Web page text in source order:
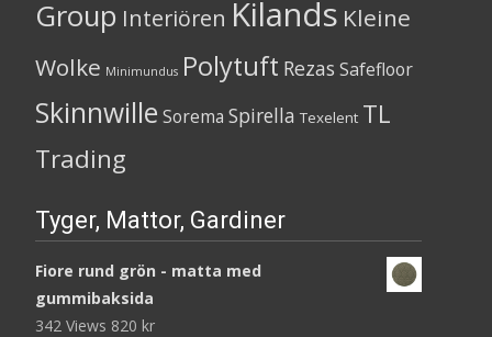
Group Interiören Kilands Kleine
Wolke Minimundus Polytuft Rezas Safefloor
Skinnwille Sorema Spirella Texelent TL
Trading
Tyger, Mattor, Gardiner
Fiore rund grön - matta med
gummibaksida
342 Views 820 kr